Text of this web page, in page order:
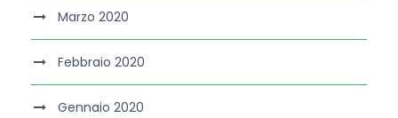
Marzo 2020
Febbraio 2020
Gennaio 2020